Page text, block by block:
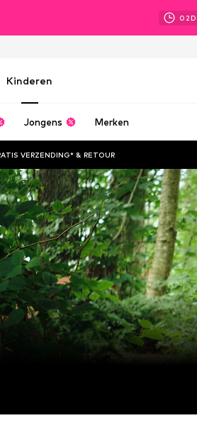
02D
Kinderen
Jongens Merken
VERZENDING* & RETOUR